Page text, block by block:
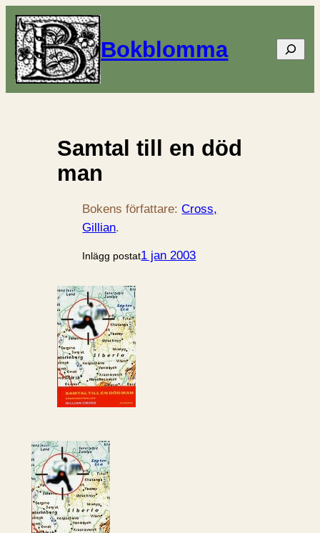
Bokblomma Sök
Samtal till en död
man
Bokens författare:Cross,
Gillian.
Inlägg postat1 jan 2003